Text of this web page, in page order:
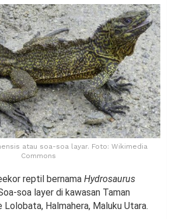
atau soa-soa layar. Foto: Wikimedia
Commons
reptil bernama Hydrosaurus
soa layer di kawasan Taman
Lolobata, Halmahera, Maluku Utara.